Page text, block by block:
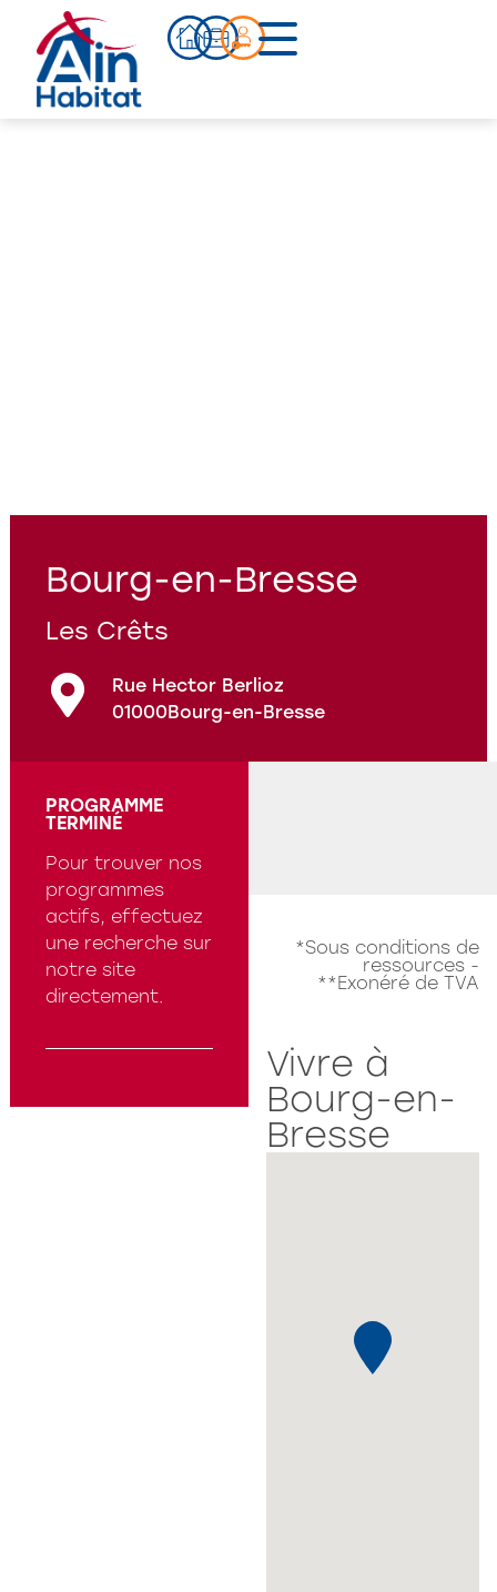
Programmes en cours
Questions fréquentes
Bourg-en-Bresse
Les Crêts
Rue Hector Berlioz
01000Bourg-en-Bresse
PROGRAMME
TERMINÉ
Pour trouver nos
programmes
actifs, effectuez
une recherche sur
notre site
directement.
*Sous conditions de
ressources -
**Exonéré de TVA
Vivre à
Bourg-en-
Bresse